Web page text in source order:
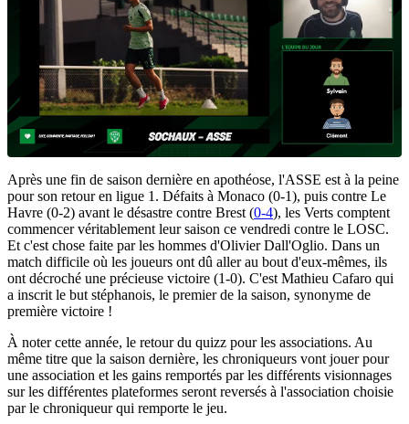
Après une fin de saison dernière en apothéose, l'ASSE est à la peine
pour son retour en ligue 1. Défaits à Monaco (0-1), puis contre Le
Havre (0-2) avant le désastre contre Brest (0-4), les Verts comptent
commencer véritablement leur saison ce vendredi contre le LOSC.
Et c'est chose faite par les hommes d'Olivier Dall'Oglio. Dans un
match difficile où les joueurs ont dû aller au bout d'eux-mêmes, ils
ont décroché une précieuse victoire (1-0). C'est Mathieu Cafaro qui
a inscrit le but stéphanois, le premier de la saison, synonyme de
première victoire !
À noter cette année, le retour du quizz pour les associations. Au
même titre que la saison dernière, les chroniqueurs vont jouer pour
une association et les gains remportés par les différents visionnages
sur les différentes plateformes seront reversés à l'association choisie
par le chroniqueur qui remporte le jeu.